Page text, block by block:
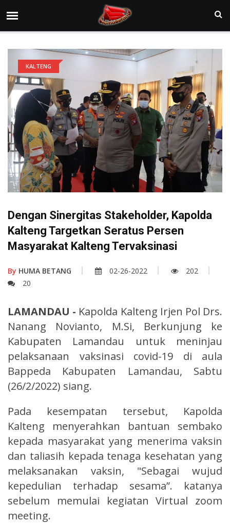
KALTENG
Dengan Sinergitas Stakeholder, Kapolda
Kalteng Targetkan Seratus Persen
Masyarakat Kalteng Tervaksinasi
By HUMA BETANG 02-26-2022
202
20
LAMANDAU - Kapolda Kalteng Irjen Pol Drs.
Nanang Novianto, M.Si, Berkunjung ke
Kabupaten Lamandau untuk meninjau
pelaksanaan vaksinasi covid-19 di aula
Bappeda Kabupaten Lamandau, Sabtu
(26/2/2022) siang.
Pada kesempatan tersebut, Kapolda
Kalteng menyerahkan bantuan sembako
kepada masyarakat yang menerima vaksin
dan taliasih kepada tenaga kesehatan yang
melaksanakan vaksin, "Sebagai wujud
kepedulian terhadap sesama”. katanya
sebelum memulai kegiatan Virtual zoom
meeting.